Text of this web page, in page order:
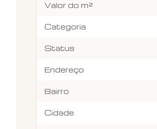
Valor do m²
Categoria
Status
Endereço
Bairro
Cidade